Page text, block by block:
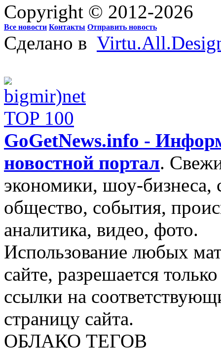
Copyright © 2012-2026
Все новости Контакты Отправить новость
Сделано в
GoGetNews.info -
новостной портал.
экономики, шоу-бизнеса,
общество, события,
аналитика, видео, фото.
Использование любых
сайте, разрешается
ссылки на
страницу сайта.
ОБЛАКО ТЕГОВ